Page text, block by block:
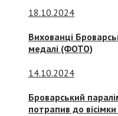
18.10.2024
Вихованці
медалі (ФОТО)
14.10.2024
Броварський
потрапив до